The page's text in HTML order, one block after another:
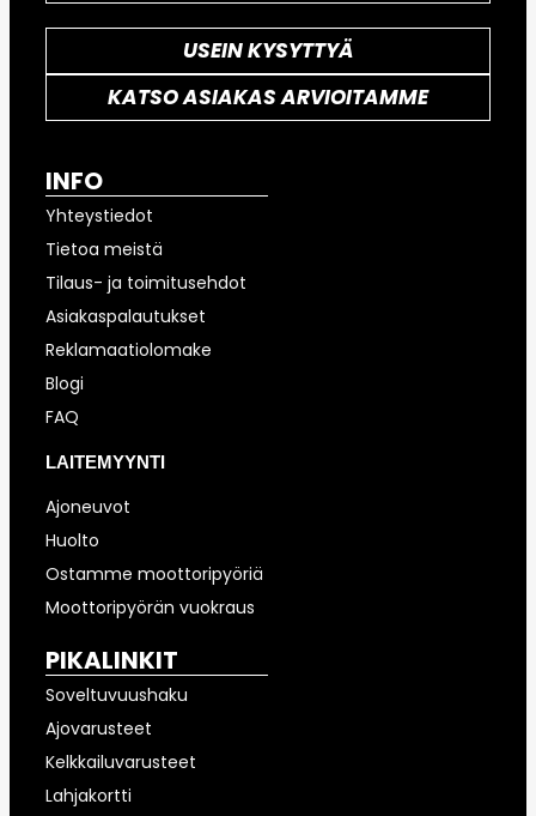
USEIN KYSYTTYÄ
KATSO ASIAKAS ARVIOITAMME
INFO
Yhteystiedot
Tietoa meistä
Tilaus- ja toimitusehdot
Asiakaspalautukset
Reklamaatiolomake
Blogi
FAQ
LAITEMYYNTI
Ajoneuvot
Huolto
Ostamme moottoripyöriä
Moottoripyörän vuokraus
PIKALINKIT
Soveltuvuushaku
Ajovarusteet
Kelkkailuvarusteet
Lahjakortti